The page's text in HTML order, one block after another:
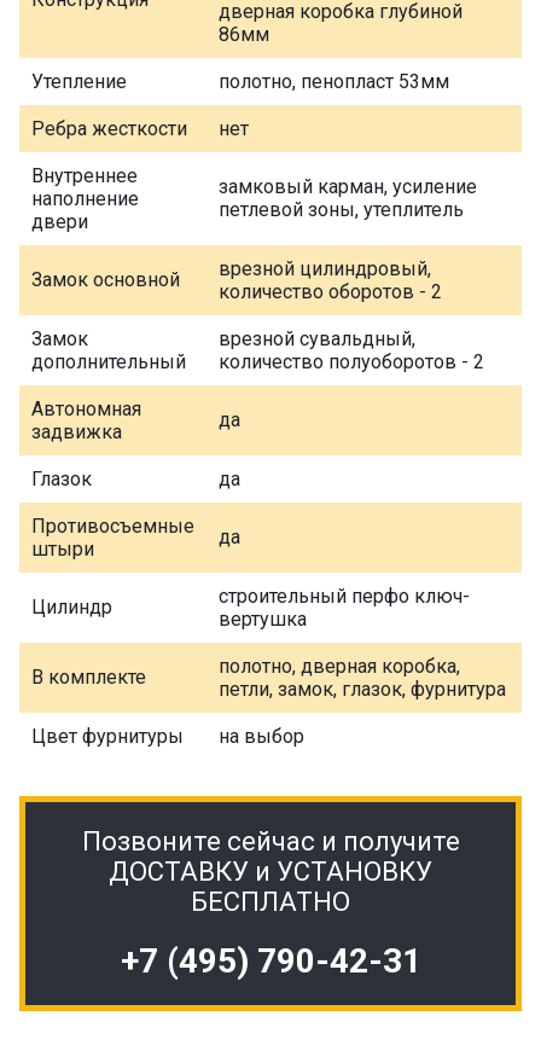
дверная коробка глубиной
86мм
Утепление полотно, пенопласт 53мм
Ребра жесткости нет
Внутреннее
наполнение
двери
замковый карман, усиление
петлевой зоны, утеплитель
Замок основной
врезной цилиндровый,
количество оборотов - 2
Замок
дополнительный
врезной сувальдный,
количество полуоборотов - 2
Автономная
задвижка
да
Глазок да
Противосъемные
штыри
да
Цилиндр
строительный перфо ключ-
вертушка
В комплекте
полотно, дверная коробка,
петли, замок, глазок, фурнитура
Цвет фурнитуры на выбор
Позвоните сейчас и получите
ДОСТАВКУ и УСТАНОВКУ
БЕСПЛАТНО
+7 (495) 790-42-31